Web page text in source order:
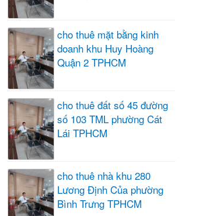
cho thuê mặt bằng kinh
doanh khu Huy Hoàng
Quận 2 TPHCM
cho thuê đất số 45 đường
số 103 TML phường Cát
Lái TPHCM
cho thuê nhà khu 280
Lương Định Của phường
Bình Trưng TPHCM